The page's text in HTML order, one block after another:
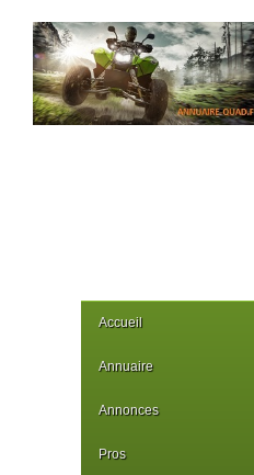
Accueil
Annuaire
Annonces
Pros